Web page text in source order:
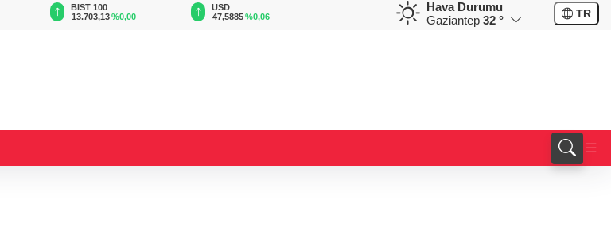
USD
47,5885%0,06
EUR
55,0588 %0,11 %0,16
CHF
58,8615
Hava Durumu
Gaziantep 32 ° TR